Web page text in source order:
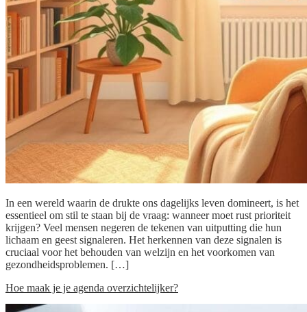
In een wereld waarin de drukte ons dagelijks leven domineert, is het
essentieel om stil te staan bij de vraag: wanneer moet rust prioriteit
krijgen? Veel mensen negeren de tekenen van uitputting die hun
lichaam en geest signaleren. Het herkennen van deze signalen is
cruciaal voor het behouden van welzijn en het voorkomen van
gezondheidsproblemen. […]
Hoe maak je je agenda overzichtelijker?